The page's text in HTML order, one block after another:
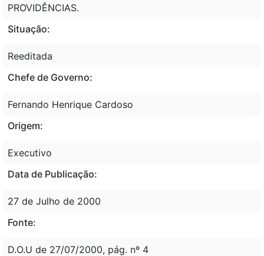
PROVIDÊNCIAS.
Situação:
Reeditada
Chefe de Governo:
Fernando Henrique Cardoso
Origem:
Executivo
Data de Publicação:
27 de Julho de 2000
Fonte:
D.O.U de 27/07/2000, pág. nº 4